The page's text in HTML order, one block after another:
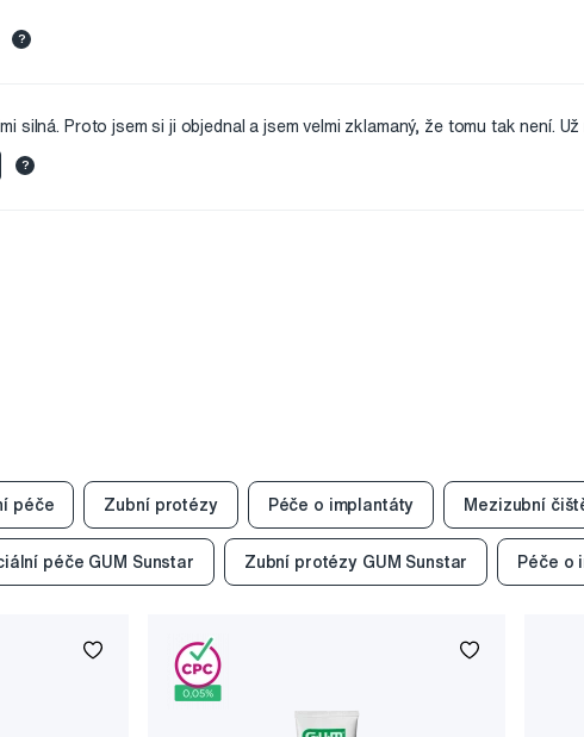
?
silná. Proto jsem si ji objednal a jsem velmi zklamaný, že tomu tak není. Už
?
péče Zubní protézy Péče o implantáty Mezizubní
péče GUM Sunstar Zubní protézy GUM Sunstar Péče o